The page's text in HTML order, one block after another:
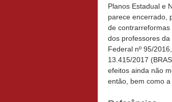
Planos Estadual e
parece encerrado,
de
dos professores
Federal nº 95/
13.415/2017
efeitos ainda não
então, bem como